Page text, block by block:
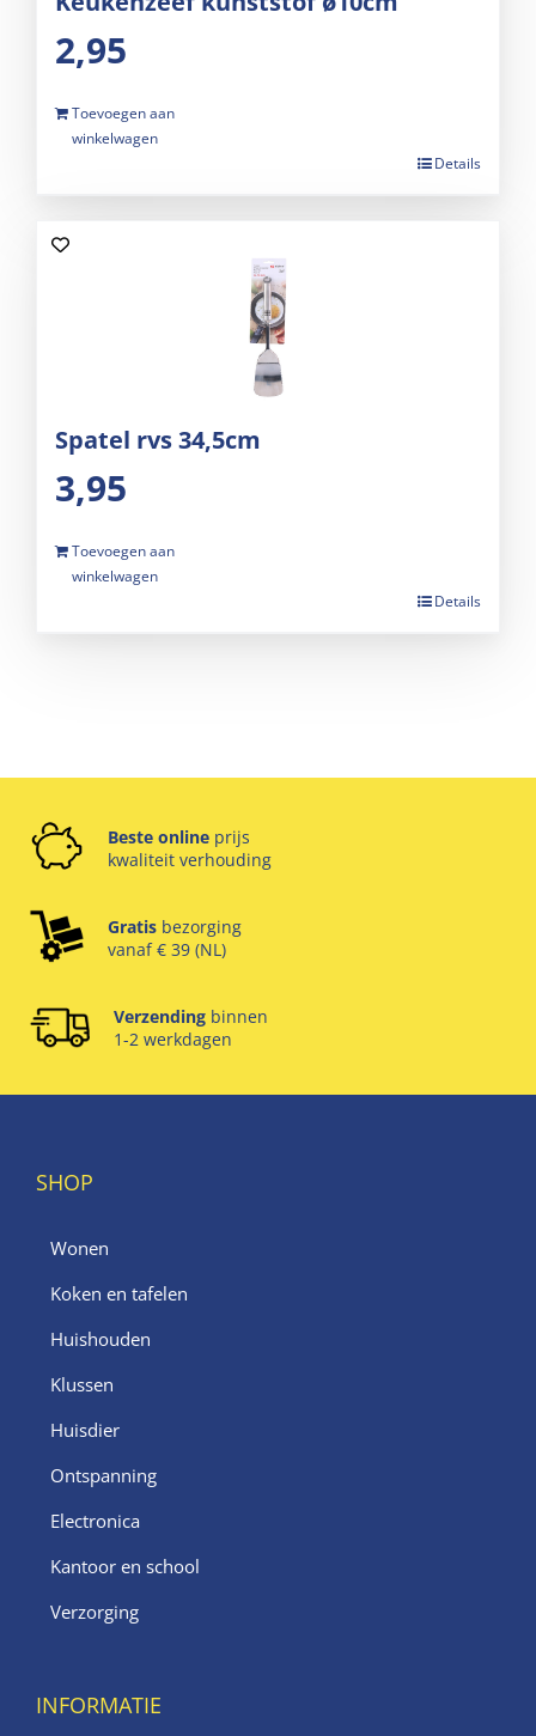
2,95
Toevoegen aan
winkelwagen
Details
Spatel rvs 34,5cm
3,95
Toevoegen aan
winkelwagen
Details
Beste online prijs
kwaliteit verhouding
Gratis bezorging
vanaf € 39 (NL)
Verzending binnen
1-2 werkdagen
SHOP
Wonen
Koken en tafelen
Huishouden
Klussen
Huisdier
Ontspanning
Electronica
Kantoor en school
Verzorging
INFORMATIE